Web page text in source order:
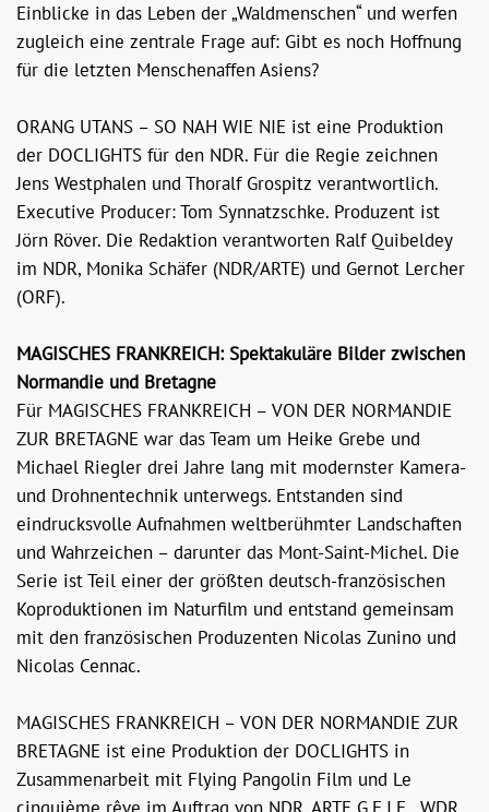
Einblicke in das Leben der „Waldmenschen“ und werfen
zugleich eine zentrale Frage auf: Gibt es noch Hoffnung
für die letzten Menschenaffen Asiens?
ORANG UTANS – SO NAH WIE NIE ist eine Produktion
der DOCLIGHTS für den NDR. Für die Regie zeichnen
Jens Westphalen und Thoralf Grospitz verantwortlich.
Executive Producer: Tom Synnatzschke. Produzent ist
Jörn Röver. Die Redaktion verantworten Ralf Quibeldey
im NDR, Monika Schäfer (NDR/ARTE) und Gernot Lercher
(ORF).
MAGISCHES FRANKREICH: Spektakuläre Bilder zwischen
Normandie und Bretagne
Für MAGISCHES FRANKREICH – VON DER NORMANDIE
ZUR BRETAGNE war das Team um Heike Grebe und
Michael Riegler drei Jahre lang mit modernster Kamera-
und Drohnentechnik unterwegs. Entstanden sind
eindrucksvolle Aufnahmen weltberühmter Landschaften
und Wahrzeichen – darunter das Mont-Saint-Michel. Die
Serie ist Teil einer der größten deutsch-französischen
Koproduktionen im Naturfilm und entstand gemeinsam
mit den französischen Produzenten Nicolas Zunino und
Nicolas Cennac.
MAGISCHES FRANKREICH – VON DER NORMANDIE ZUR
BRETAGNE ist eine Produktion der DOCLIGHTS in
Zusammenarbeit mit Flying Pangolin Film und Le